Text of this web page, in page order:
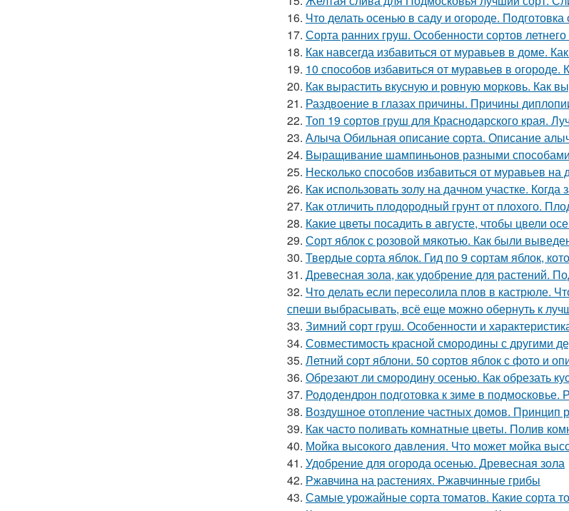
16. Что делать осенью в саду и огороде. Подготовка
17. Сорта ранних груш. Особенности сортов
18. Как навсегда избавиться от муравьев в доме.
19. 10 способов избавиться от муравьев в огороде.
20. Как вырастить вкусную и ровную морковь. Как
21. Раздвоение в глазах причины. Причины
22. Топ 19 сортов груш для Краснодарского края.
23. Алыча Обильная описание сорта. Описание
24. Выращивание шампиньонов разными
25. Несколько способов избавиться от муравьев
26. Как использовать золу на дачном участке. Когда
27. Как отличить плодородный грунт от плохого.
28. Какие цветы посадить в августе, чтобы цвели
29. Сорт яблок с розовой мякотью. Как были
30. Твердые сорта яблок. Гид по 9 сортам яблок,
31. Древесная зола, как удобрение для растений.
32. Что делать если пересолила плов в кастрюле.
спеши выбрасывать, всё еще можно обернуть к
33. Зимний сорт груш. Особенности и
34. Совместимость красной смородины с другими
35. Летний сорт яблони. 50 сортов яблок с фото и
36. Обрезают ли смородину осенью. Как обрезать
37. Рододендрон подготовка к зиме в
38. Воздушное отопление частных домов. Принцип
39. Как часто поливать комнатные цветы. Полив
40. Мойка высокого давления. Что может мойка
41. Удобрение для огорода осенью. Древесная зола
42. Ржавчина на растениях. Ржавчинные грибы
43. Самые урожайные сорта томатов. Какие сорта